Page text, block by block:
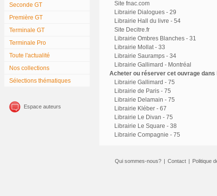
Seconde GT
Première GT
Terminale GT
Terminale Pro
Toute l'actualité
Nos collections
Sélections thématiques
Espace auteurs
Site fnac.com
Librairie Dialogues - 29
Librairie Hall du livre - 54
Site Decitre.fr
Librairie Ombres Blanches - 31
Librairie Mollat - 33
Librairie Sauramps - 34
Librairie Gallimard - Montréal
Acheter ou réserver cet ouvrage
Librairie Gallimard - 75
Librairie de Paris - 75
Librairie Delamain - 75
Librairie Kléber - 67
Librairie Le Divan - 75
Librairie Le Square - 38
Librairie Compagnie - 75
Qui sommes-nous? | Contact | Politique